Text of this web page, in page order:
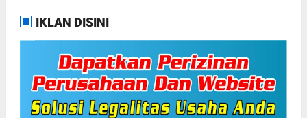
IKLAN DISINI